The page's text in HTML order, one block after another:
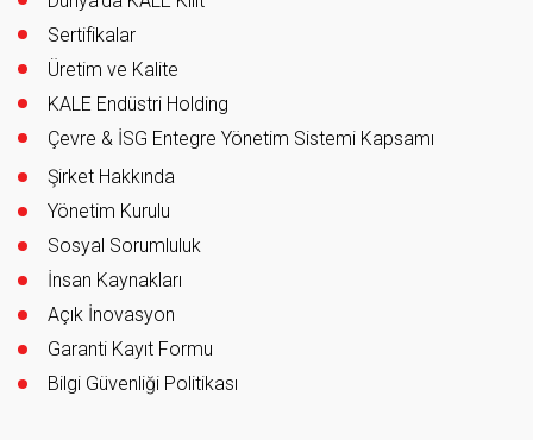
Sertifikalar
Üretim ve Kalite
KALE Endüstri Holding
Çevre & İSG Entegre Yönetim Sistemi Kapsamı
Şirket Hakkında
Yönetim Kurulu
Sosyal Sorumluluk
İnsan Kaynakları
Açık İnovasyon
Garanti Kayıt Formu
Bilgi Güvenliği Politikası